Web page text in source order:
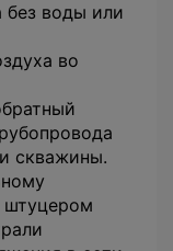
без воды или
во
скважины.
штуцером